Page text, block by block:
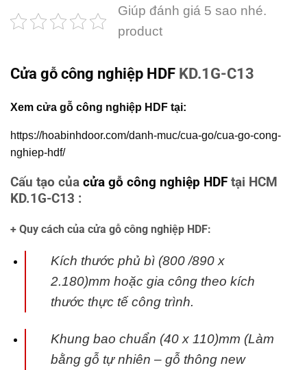
Giúp đánh giá 5 sao nhé.
product
Cửa gỗ công nghiệp HDF KD.1G-C13
Xem cửa gỗ công nghiệp HDF tại:
https://hoabinhdoor.com/danh-muc/cua-go/cua-go-cong-
nghiep-hdf/
Cấu tạo của cửa gỗ công nghiệp HDF tại HCM
KD.1G-C13 :
+ Quy cách của cửa gỗ công nghiệp HDF:
Kích thước phủ bì (800 /890 x
2.180)mm hoặc gia công theo kích
thước thực tếcông trình.
Khung bao chuẩn (40 x 110)mm (Làm
bằng gỗ tự nhiên – gỗ thông new